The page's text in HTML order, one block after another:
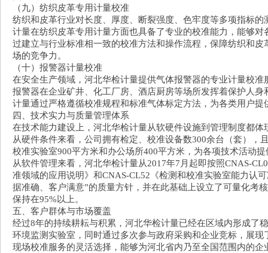
（九）纺织皮革专用计量校准
纺织和皮革行业对长度、厚度、断裂强度、色牢度等多项指标
计量在纺织皮革专用计量方面也具备了专业的校准能力，能够
过建立与行业标准相一致的校准方法和操作流程，保障纺织和
场的竞争力。
（十）报警器计量校准
在安全生产领域，河北华检计量提供气体报警器的专业计量校
报警器在企业矿井、化工厂房、酒店厨房等场所发挥着保护人
计量通过严格遵循校准规程和标准气体标定方法，为各类用户
四、技术实力与质量管理体系
在技术能力建设上，河北华检计量从软硬件设施到管理制度都
从硬件条件来看，公司拥有检定、校准设备数300余台（套）
校准实验室900平方米和办公场所400平方米，为各项技术活动
从软件管理来看，河北华检计量从2017年7月起即按照CNAS-
准领域的应用说明》和CNAS-CL52《检测和校准实验室能力认
据准确、客户满意”的质量方针，并在此基础上设立了可量化考
保持在95%以上。
五、客户群体与市场覆盖
经过8年的持续耕耘与积累，河北华检计量已经在区域内形成了
环境监测实验室，同时通过多次参与政府采购和企业竞标，展
现场校准服务的灵活选择，能够为河北省内乃至全国范围内的